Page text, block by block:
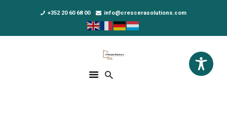
+352 20 60 68 00 info@crescerasolutions.com
Crescera Solutions
Solutions for your evolution